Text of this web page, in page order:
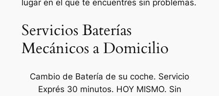
lugar en el que te encuentres sin problemas.
Servicios Baterías
Mecánicos a Domicilio
Cambio de Batería de su coche. Servicio
Exprés 30 minutos. HOY MISMO. Sin